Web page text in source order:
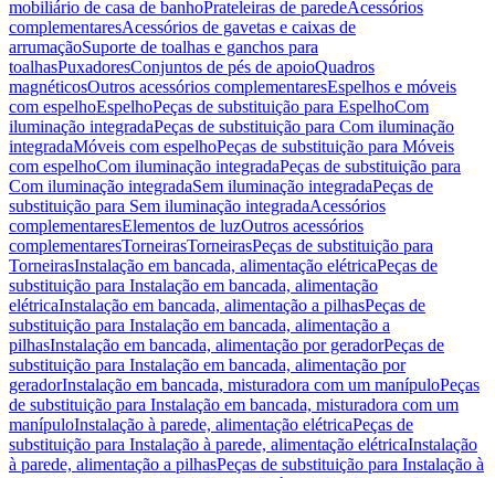
mobiliário de casa de banhoPrateleiras de paredeAcessórios
complementaresAcessórios de gavetas e caixas de
arrumaçãoSuporte de toalhas e ganchos para
toalhasPuxadoresConjuntos de pés de apoioQuadros
magnéticosOutros acessórios complementaresEspelhos e móveis
com espelhoEspelhoPeças de substituição para EspelhoCom
iluminação integradaPeças de substituição para Com iluminação
integradaMóveis com espelhoPeças de substituição para Móveis
com espelhoCom iluminação integradaPeças de substituição para
Com iluminação integradaSem iluminação integradaPeças de
substituição para Sem iluminação integradaAcessórios
complementaresElementos de luzOutros acessórios
complementaresTorneirasTorneirasPeças de substituição para
TorneirasInstalação em bancada, alimentação elétricaPeças de
substituição para Instalação em bancada, alimentação
elétricaInstalação em bancada, alimentação a pilhasPeças de
substituição para Instalação em bancada, alimentação a
pilhasInstalação em bancada, alimentação por geradorPeças de
substituição para Instalação em bancada, alimentação por
geradorInstalação em bancada, misturadora com um manípuloPeças
de substituição para Instalação em bancada, misturadora com um
manípuloInstalação à parede, alimentação elétricaPeças de
substituição para Instalação à parede, alimentação elétricaInstalação
à parede, alimentação a pilhasPeças de substituição para Instalação à